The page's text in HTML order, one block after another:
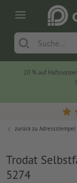
20 % auf
zurück zu Adressstempel
Trodat
5274